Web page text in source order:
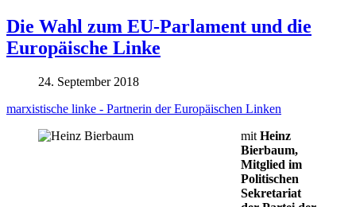
Die Wahl zum EU-Parlament und die
Europäische Linke
24. September 2018
marxistische linke - Partnerin der Europäischen Linken
mit Heinz
Bierbaum,
Mitglied im
Politischen
Sekretariat